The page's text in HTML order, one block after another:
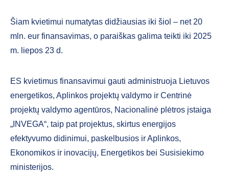
Šiam kvietimui numatytas didžiausias iki šiol – net 20
mln. eur finansavimas, o paraiškas galima teikti iki 2025
m. liepos 23 d.
ES kvietimus finansavimui gauti administruoja Lietuvos
energetikos, Aplinkos projektų valdymo ir Centrinė
projektų valdymo agentūros, Nacionalinė plėtros įstaiga
„INVEGA“, taip pat projektus, skirtus energijos
efektyvumo didinimui, paskelbusios ir Aplinkos,
Ekonomikos ir inovacijų, Energetikos bei Susisiekimo
ministerijos.